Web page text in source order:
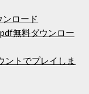
ロード
無料ダウンロー
ントでプレイしま